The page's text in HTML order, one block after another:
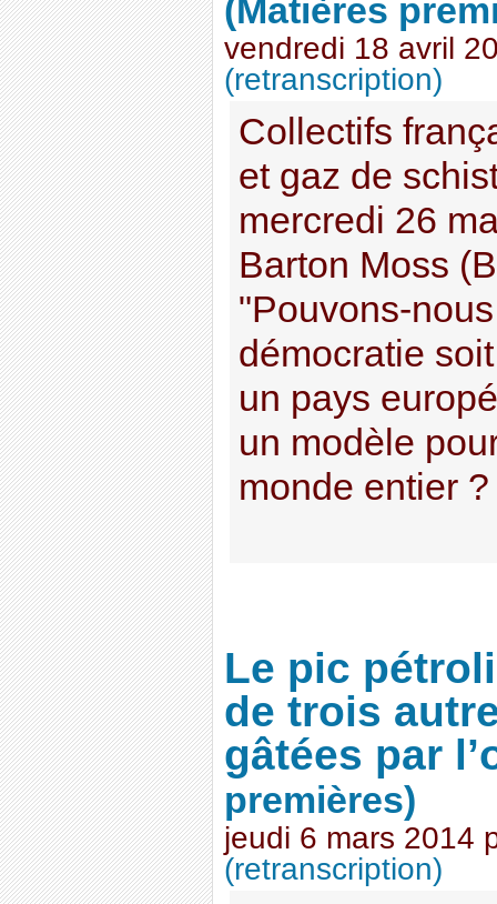
(Matières
vendredi 18 avril
(retranscription)
Collectifs
et gaz de
mercredi 26
Barton Moss
"Pouvons-
démocratie
un pays
un modèle
monde entier ?
Le pic
de trois
gâtées par
premières)
jeudi 6 mars 2014
(retranscription)